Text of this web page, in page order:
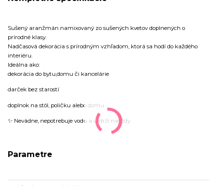
Sušený aranžmán namixovaný zo sušených kvetov doplnených o
prírodné klasy.
Nadčasová dekorácia s prírodným vzhľadom, ktorá sa hodí do každého
interiéru.
Ideálna ako:
dekorácia do bytu,domu či kancelárie
darček bez starostí
doplnok na stôl, poličku alebo domu
✨ Nevädne, nepotrebuje vodu a vydrží navždy
Parametre